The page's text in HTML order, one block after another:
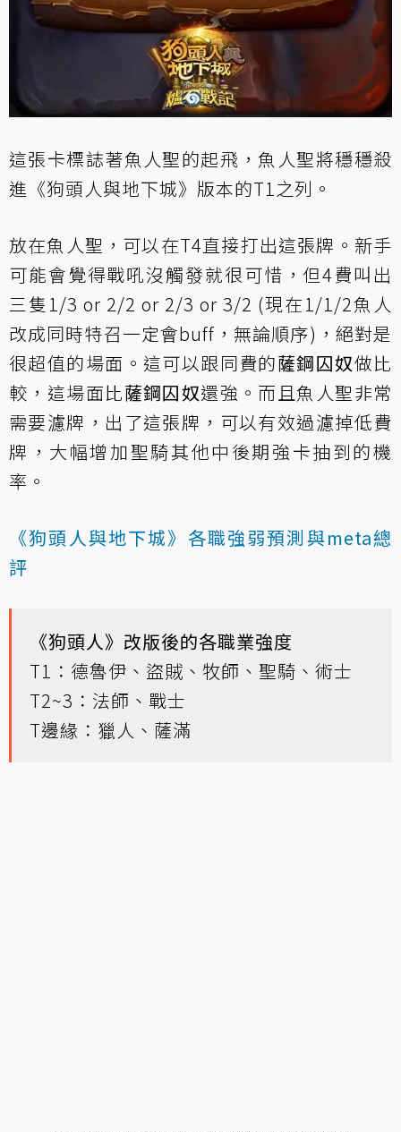
這張卡標誌著魚人聖的起飛，魚人聖將穩穩殺
進《狗頭人與地下城》版本的T1之列。
放在魚人聖，可以在T4直接打出這張牌。新手
可能會覺得戰吼沒觸發就很可惜，但4費叫出
三隻1/3 or 2/2 or 2/3 or 3/2 (現在1/1/2魚人
改成同時特召一定會buff，無論順序)，絕對是
很超值的場面。這可以跟同費的薩鋼囚奴做比
較，這場面比薩鋼囚奴還強。而且魚人聖非常
需要濾牌，出了這張牌，可以有效過濾掉低費
牌，大幅增加聖騎其他中後期強卡抽到的機
率。
《狗頭人與地下城》各職強弱預測與meta總
評
《狗頭人》改版後的各職業強度
T1：德魯伊、盜賊、牧師、聖騎、術士
T2~3：法師、戰士
T邊緣：獵人、薩滿